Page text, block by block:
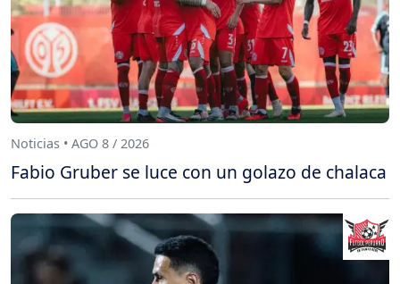
Noticias • AGO 8 / 2026
Fabio Gruber se luce con un golazo de chalaca